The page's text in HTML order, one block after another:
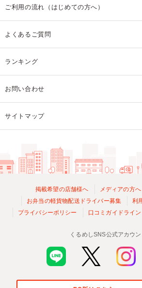
ご利用の流れ（はじめての方へ）
よくあるご質問
ランキング
お問い合わせ
サイトマップ
掲載希望の店舗様へ メディアの方へ
お弁当の軽貨物配送ドライバー募集
利
プライバシーポリシー
口コミガイドライン
くるめしSNS公式アカウン